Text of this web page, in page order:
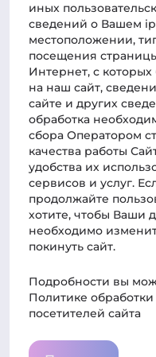
Практик-центр
Статьи
Новости о курсах
Для связи
Телефон
78612040010
Администрация:
Пресс-служба:
admin@russdent.ru
Общая информация
иных
сведений о Вашем
местоположении,
посещения
Интернет, с
на наш сайт,
сайте и других
обработка
сбора Оператором
качества работы
удобства их
сервисов и услуг.
продолжайте
хотите, чтобы Ваши
необходимо
покинуть сайт.
Подробности вы
Политике
посетителей сайта